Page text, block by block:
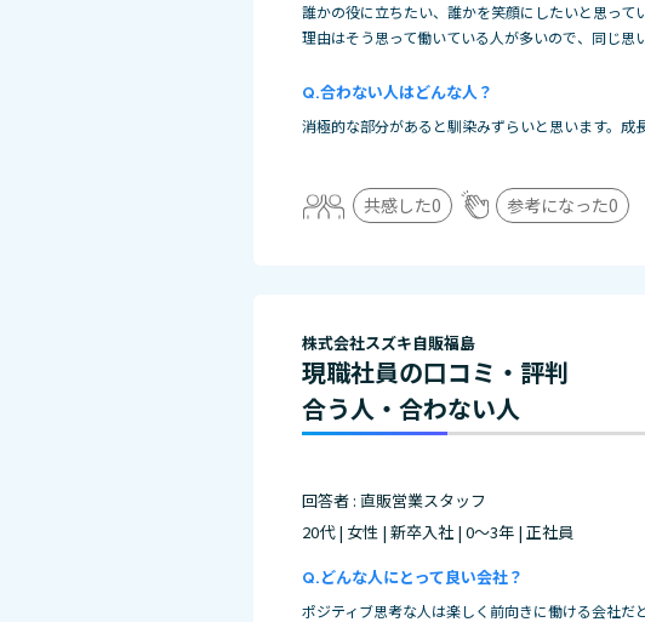
誰かの役に立ちたい、誰かを笑顔にしたいと思って
理由はそう思って働いている人が多いので、同じ思
合わない人はどんな人？
消極的な部分があると馴染みずらいと思います。成
共感した0 参考になった0
株式会社スズキ自販福島
現職社員の口コミ・評判
合う人・合わない人
回答者 : 直販営業スタッフ
20代 | 女性 | 新卒入社 | 0～3年 | 正社員
どんな人にとって良い会社？
ポジティブ思考な人は楽しく前向きに働ける会社だ